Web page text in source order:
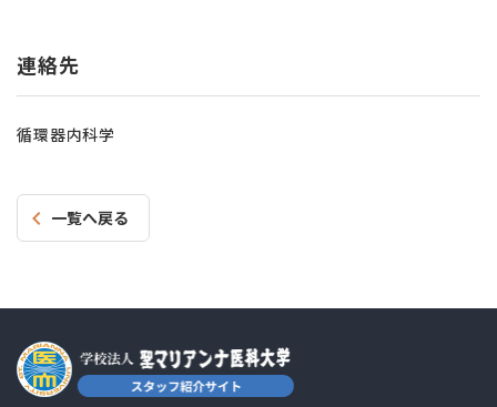
連絡先
循環器内科学
一覧へ戻る